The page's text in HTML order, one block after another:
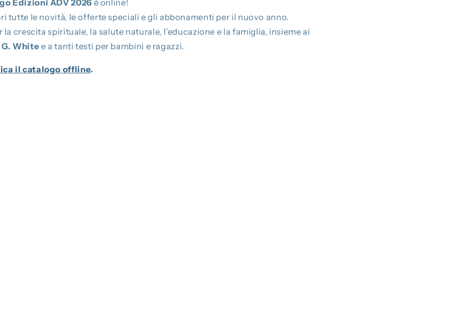
Edizioni ADV 2026 è online!
tutte le novità, le offerte speciali e gli abbonamenti per il nuovo anno.
la crescita spirituale, la salute naturale, l’educazione e la famiglia, insieme ai
White e a tanti testi per bambini e ragazzi.
il catalogo offline.